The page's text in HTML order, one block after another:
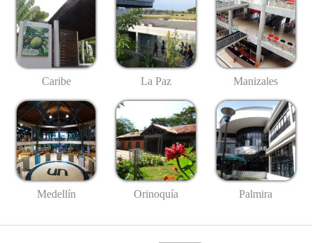
Caribe La Paz Manizales
Medellín Orinoquía Palmira